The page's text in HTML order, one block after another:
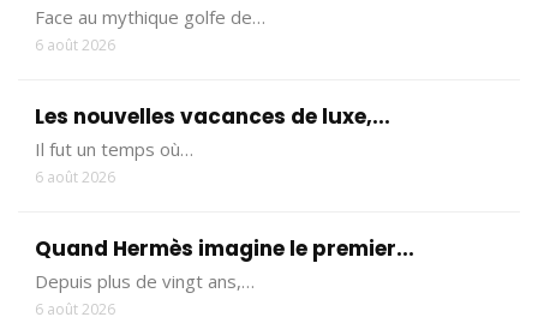
Face au mythique golfe de…
6 août 2026
Les nouvelles vacances de luxe,...
Il fut un temps où…
6 août 2026
Quand Hermès imagine le premier...
Depuis plus de vingt ans,…
6 août 2026